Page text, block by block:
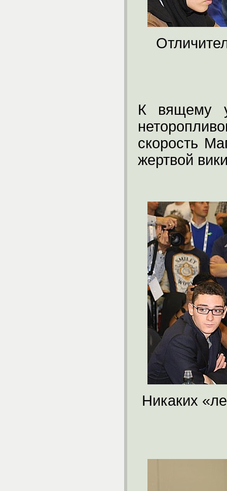
К вящему
скорость
жертвой
Никаких